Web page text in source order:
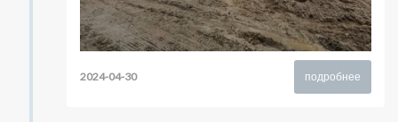
подробнее
2024-04-30